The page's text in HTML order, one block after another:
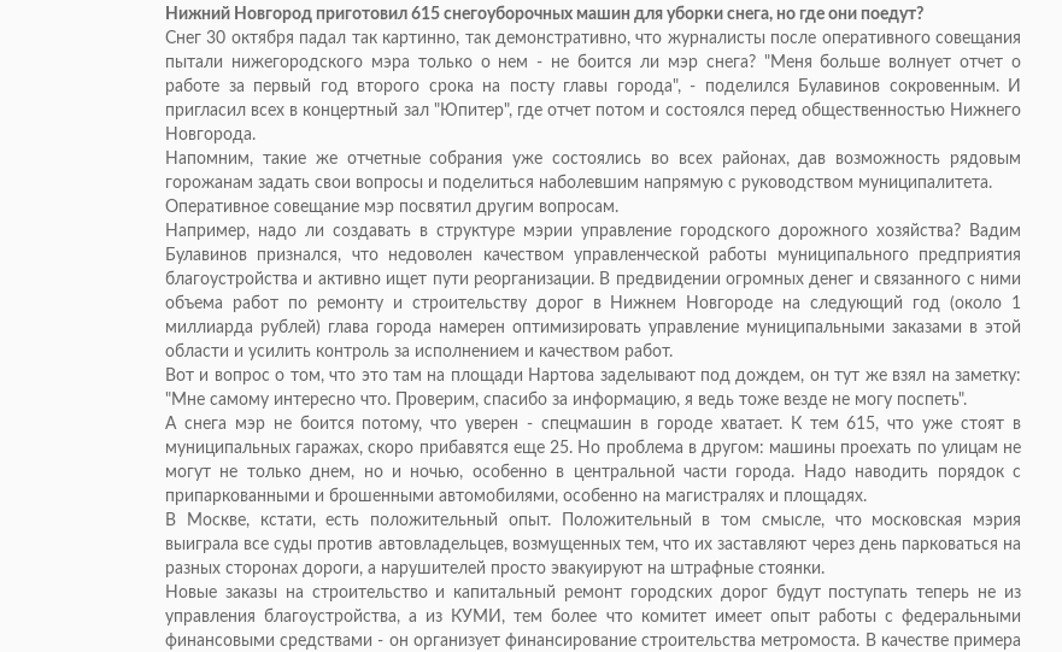
Нижний Новгород приготовил 615 снегоуборочных машин для уборки снега, но где они поедут?
Снег 30 октября падал так картинно, так демонстративно, что журналисты после оперативного совещания
пытали нижегородского мэра только о нем - не боится ли мэр снега? "Меня больше волнует отчет о
работе за первый год второго срока на посту главы города", - поделился Булавинов сокровенным. И
пригласил всех в концертный зал "Юпитер", где отчет потом и состоялся перед общественностью Нижнего
Новгорода.
Напомним, такие же отчетные собрания уже состоялись во всех районах, дав возможность рядовым
горожанам задать свои вопросы и поделиться наболевшим напрямую с руководством муниципалитета.
Оперативное совещание мэр посвятил другим вопросам.
Например, надо ли создавать в структуре мэрии управление городского дорожного хозяйства? Вадим
Булавинов признался, что недоволен качеством управленческой работы муниципального предприятия
благоустройства и активно ищет пути реорганизации. В предвидении огромных денег и связанного с ними
объема работ по ремонту и строительству дорог в Нижнем Новгороде на следующий год (около 1
миллиарда рублей) глава города намерен оптимизировать управление муниципальными заказами в этой
области и усилить контроль за исполнением и качеством работ.
Вот и вопрос о том, что это там на площади Нартова заделывают под дождем, он тут же взял на заметку:
"Мне самому интересно что. Проверим, спасибо за информацию, я ведь тоже везде не могу поспеть".
А снега мэр не боится потому, что уверен - спецмашин в городе хватает. К тем 615, что уже стоят в
муниципальных гаражах, скоро прибавятся еще 25. Но проблема в другом: машины проехать по улицам не
могут не только днем, но и ночью, особенно в центральной части города. Надо наводить порядок с
припаркованными и брошенными автомобилями, особенно на магистралях и площадях.
В Москве, кстати, есть положительный опыт. Положительный в том смысле, что московская мэрия
выиграла все суды против автовладельцев, возмущенных тем, что их заставляют через день парковаться на
разных сторонах дороги, а нарушителей просто эвакуируют на штрафные стоянки.
Новые заказы на строительство и капитальный ремонт городских дорог будут поступать теперь не из
управления благоустройства, а из КУМИ, тем более что комитет имеет опыт работы с федеральными
финансовыми средствами - он организует финансирование строительства метромоста. В качестве примера